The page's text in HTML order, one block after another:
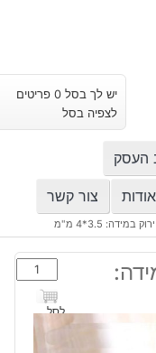
יש לך בסל 0 פריטים
לצפיה בסל
העסק
אודות צור קשר
3.5*4 מ"מ
כמות
של
פנינים
לסל